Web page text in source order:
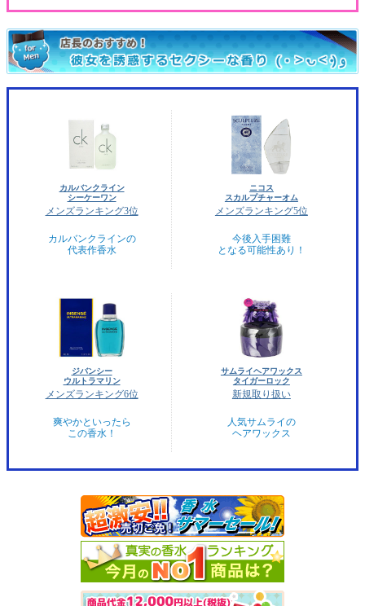
カルバンクライン
シーケーワン
メンズランキング3位
カルバンクラインの
代表作香水
ニコス
スカルプチャーオム
メンズランキング5位
今後入手困難
となる可能性あり！
ジバンシー
ウルトラマリン
メンズランキング6位
爽やかといったら
この香水！
サムライヘアワックス
タイガーロック
新規取り扱い
人気サムライの
ヘアワックス